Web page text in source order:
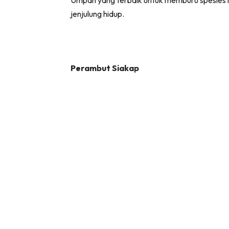
jenjulung hidup.
Perambut Siakap